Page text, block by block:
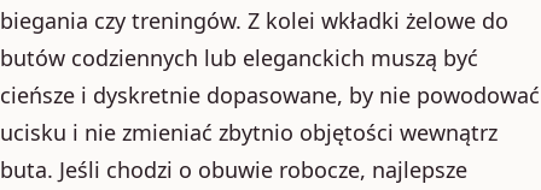
biegania czy treningów. Z kolei wkładki żelowe do
butów codziennych lub eleganckich muszą być
cieńsze i dyskretnie dopasowane, by nie powodować
ucisku i nie zmieniać zbytnio objętości wewnątrz
buta. Jeśli chodzi o obuwie robocze, najlepsze